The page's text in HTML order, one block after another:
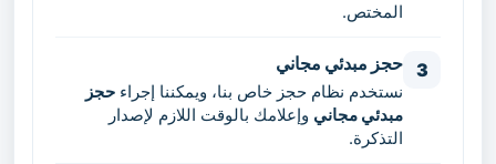
المختص.
3 حجز مبدئي مجاني
نستخدم نظام حجز خاص بنا، ويمكننا إجراء حجز
مبدئي مجاني وإعلامك بالوقت اللازم لإصدار
التذكرة.